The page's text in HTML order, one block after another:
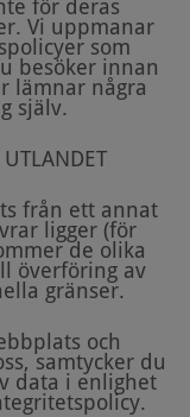
för deras
Vi uppmanar
som
besöker innan
lämnar några
själv.
UTLANDET
från ett annat
ligger (för
de olika
överföring av
gränser.
och
samtycker du
data i enlighet